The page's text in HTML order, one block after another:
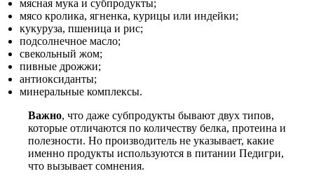
мясная мука и субпродукты;
мясо кролика, ягненка, курицы или индейки;
кукуруза, пшеница и рис;
подсолнечное масло;
свекольный жом;
пивные дрожжи;
антиоксиданты;
минеральные комплексы.
Важно, что даже субпродукты бывают двух типов,
которые отличаются по количеству белка, протеина и
полезности. Но производитель не указывает, какие
именно продукты используются в питании Педигри,
что вызывает сомнения.